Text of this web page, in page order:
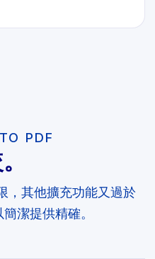
PDF
，其他擴充功能又過於
潔提供精確。